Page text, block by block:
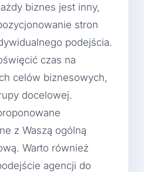
biznes jest inny,
stron
podejścia.
czas na
celów biznesowych,
docelowej.
z Waszą ogólną
Warto również
agencji do